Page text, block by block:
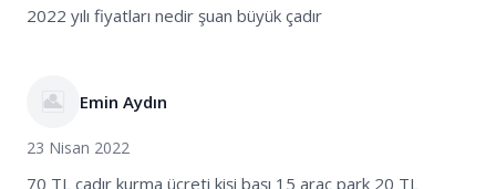
2022 yılı fiyatları nedir şuan büyük çadır
Emin Aydın
23 Nisan 2022
70 TL çadır kurma ücreti kişi başı 15 araç park 20 TL